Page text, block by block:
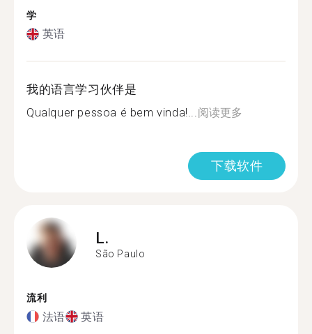
学
英语
我的语言学习伙伴是
Qualquer pessoa é bem vinda!...阅读更多
下载软件
L.
São Paulo
流利
法语 英语